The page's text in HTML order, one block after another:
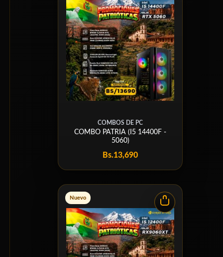
COMBOS DE PC
COMBO PATRIA (I5 14400F -
5060)
Bs.13,690
Nuevo